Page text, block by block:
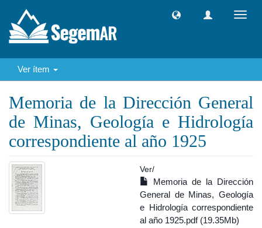
Ver ítem
Memoria de la Dirección General
de Minas, Geología e Hidrología
correspondiente al año 1925
Ver/
Memoria de la Dirección
General de Minas, Geología
e Hidrología correspondiente
al año 1925.pdf (19.35Mb)